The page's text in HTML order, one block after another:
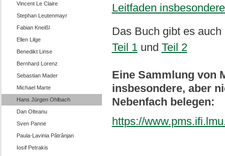
Vincent Le Claire
Stephan Leutenmayr
Fabian Kneißl
Ellen Lilge
Benedikt Linse
Bernhard Lorenz
Sebastian Mader
Michael Marte
Hans Jürgen Ohlbach
Dan Olteanu
Sven Panne
Paula-Lavinia Pătrânjan
Iosif Petrakis
Leitfaden
Das Buch gibt es
Teil 1und Teil 2
Eine Sammlung von
insbesondere, aber
Nebenfach belegen:
https://